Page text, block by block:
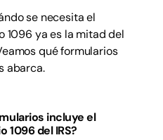
se necesita el
1096 ya es la mitad del
qué formularios
abarca.
incluye el
1096 del IRS?